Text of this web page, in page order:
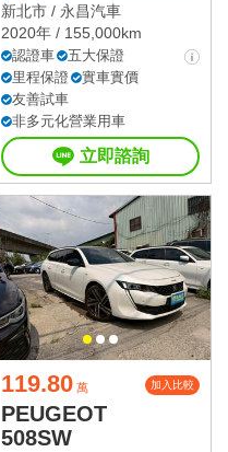
新北市 / 永昌汽車
2020年 / 155,000km
認證車
五大保證
里程保證
實車實價
友善試車
非多元化營業用車
立即諮詢
119.80 萬 加入比較
PEUGEOT
508SW